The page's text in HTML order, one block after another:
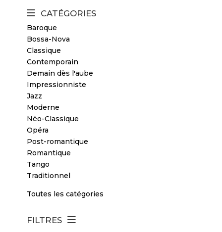
CATÉGORIES
Baroque
Bossa-Nova
Classique
Contemporain
Demain dès l'aube
Impressionniste
Jazz
Moderne
Néo-Classique
Opéra
Post-romantique
Romantique
Tango
Traditionnel
Toutes les catégories
FILTRES